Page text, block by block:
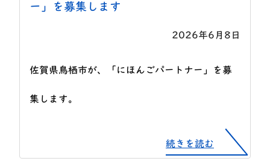
ー」を募集します
2026年6月8日
佐賀県鳥栖市が、「にほんごパートナー」を募
集します。
続きを読む